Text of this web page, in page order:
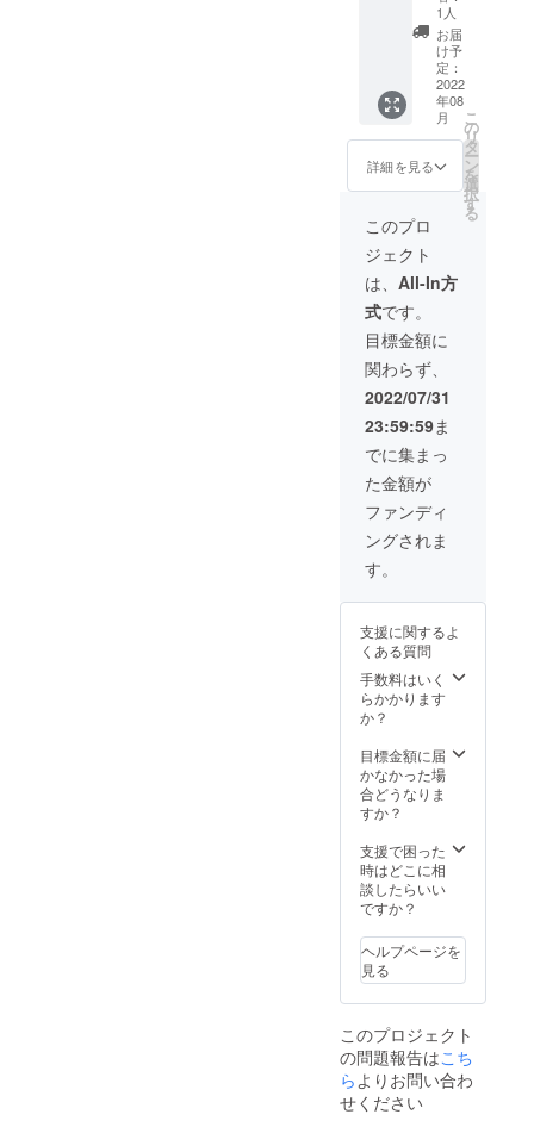
せてい
ただき
ます。
※限定3
※2022
年10月
以降で
スケ
検討く
い。ス
ケ
ルの都
合によ
り、ご
希望の
日程に
できな
い場合
います
ので、
更等を
談させ
ていた
だきま
す。
ます。
また、
限定ス
テッ
カーと
KYARA
(MIGHT
Y JAM
ROCK)
ストマ
ン出演
者の楽
曲を使
用した
オリジ
ナルMIX
音源
データ
ルでお
届けさ
せてい
ただき
ます。
※衣装に
サイ
色紙に
サイン
かをお
選びく
ださ
い。 ※
2022年
8月 品
名 :
ズ ：L
サイズ
素材 :
100%
ティッ
クのア
レンジ
YouTub
eでライ
ブセッ
ション
をした
際に着
シャツ
を限定1
名の方
にリ
ターン
として
お届け
しま
す。ま
た、衣
装もし
くは色
紙に直
筆のサ
インを
付けさ
せてい
ただき
限定ス
カーと
KYARA
(MIGHT
Y JAM
ハイエ
ストマ
ウンテ
曲を使
用した
オリジ
ナルMIX
データ
をメー
ルでお
届けさ
ただき
ます。
※衣装に
サイ
ン、も
ジで記
念写真
＋出演
者全員
のサイ
ン入り
ポス
ター】
200,000
円 限定
で1名の
方(同伴
4名ま
で)に、
8月11日
の公演
当日
に”ス
テージ
上で公
演中に
記念撮
影”をさ
せてい
ただき
ます。
こちら
のオ
フィ
マンが
ます。
また、
出演者
全員の
ハイエ
ストマ
ウンテ
ターを
リター
ンとさ
せてい
ます。
同伴者
含めて
当日の
は必要
となり
ます。
1人
お届
け予
定：
2022
年08
月
詳細を見る
こ
の
リ
タ
ー
ン
を
選
択
す
る
このプロ
ジェクト
は、 All-In方
式です。
目標金額に
関わらず、
2022/07/31
23:59:59ま
でに集まっ
た金額が
ファンディ
ングされま
す。
支援に関するよ
くある質問
手数料はいく
らかかります
か？
目標金額に届
かなかった場
合どうなりま
すか？
支援で困った
時はどこに相
談したらいい
ですか？
ヘルプページを
見る
このプロジェクト
の問題報告はこち
らよりお問い合わ
せください